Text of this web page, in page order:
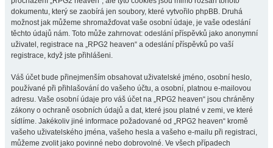
dokumentu, který se zaobírá jen soubory, které vytvořilo phpBB. Druhá
možnost jak můžeme shromažďovat vaše osobní údaje, je vaše odeslání
těchto údajů nám. Toto může zahrnovat: odeslání příspěvků jako anonymní
uživatel, registrace na „RPG2 heaven“ a odeslání příspěvků po vaší
registrace, když jste přihlášeni.
Váš účet bude přinejmenším obsahovat uživatelské jméno, osobní heslo,
používané při přihlašování do vašeho účtu, a osobní, platnou e-mailovou
adresu. Vaše osobní údaje pro váš účet na „RPG2 heaven“ jsou chráněny
zákony o ochraně osobních údajů a dat, které jsou platné v zemi, ve které
sídlíme. Jakékoliv jiné informace požadované od „RPG2 heaven“ kromě
vašeho uživatelského jména, vašeho hesla a vašeho e-mailu při registraci,
můžeme zvolit jako povinné nebo dobrovolné. Ve všech případech